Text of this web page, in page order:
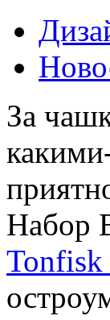
За
Набор
Tonfisk